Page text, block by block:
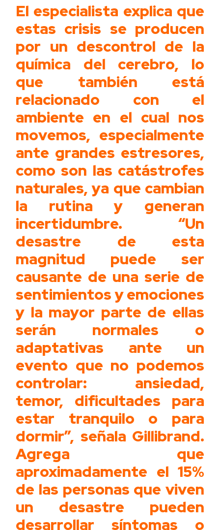
El especialista explica que
estas crisis se producen
por un descontrol de la
química del cerebro, lo
que también está
relacionado con el
ambiente en el cual nos
movemos, especialmente
ante grandes estresores,
como son las catástrofes
naturales, ya que cambian
la rutina y generan
incertidumbre. “Un
desastre de esta
magnitud puede ser
causante de una serie de
sentimientos y emociones
y la mayor parte de ellas
serán normales o
adaptativas ante un
evento que no podemos
controlar: ansiedad,
temor, dificultades para
estar tranquilo o para
dormir”, señala Gillibrand.
Agrega que
aproximadamente el 15%
de las personas que viven
un desastre pueden
desarrollar síntomas o